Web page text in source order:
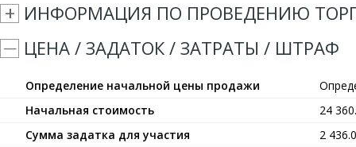
ИНФОРМАЦИЯ ПО ПРОВЕДЕНИЮ
ЦЕНА / ЗАДАТОК / ЗАТРАТЫ / ШТРАФ
Определение начальной цены продажи
Начальная стоимость
24
Сумма задатка для участия
2